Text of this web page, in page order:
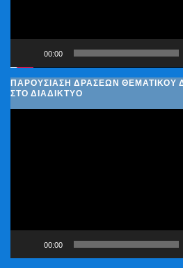
00:00
ΠΑΡΟΥΣΊΑΣΗ ΔΡΆΣΕΩΝ ΘΕΜΑΤΙΚΟΎ
ΣΤΟ ΔΙΑΔΊΚΤΥΟ
00:00